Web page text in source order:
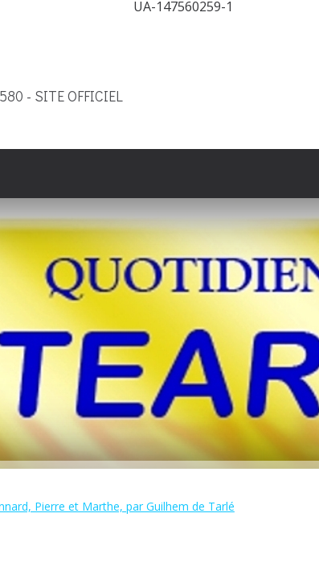
UA-147560259-1
- SITE OFFICIEL
Pierre et Marthe, par Guilhem de Tarlé